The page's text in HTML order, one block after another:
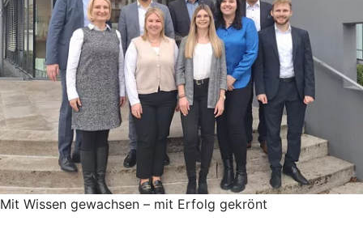
Mit Wissen gewachsen – mit Erfolg gekrönt